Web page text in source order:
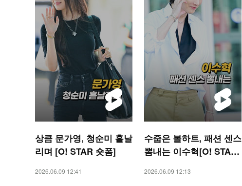
상큼 문가영, 청순미 흩날
리며 [O! STAR 숏폼]
2026.06.09 12:41
수줍은 볼하트, 패션 센스
뽐내는 이수혁[O! STAR
2026.06.09 12:13